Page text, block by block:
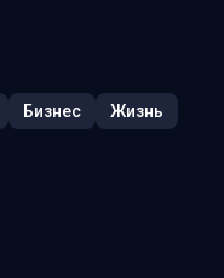
Бизнес
Жизнь